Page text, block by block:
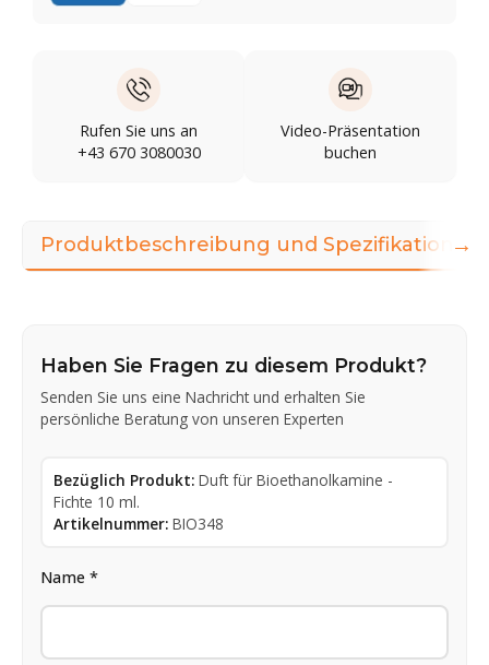
Rufen Sie uns an
+43 670 3080030
Video-Präsentation
buchen
Produktbeschreibung und Spezifikationen
Haben Sie Fragen zu diesem Produkt?
Senden Sie uns eine Nachricht und erhalten Sie
persönliche Beratung von unseren Experten
Bezüglich Produkt: Duft für Bioethanolkamine -
Fichte 10 ml.
Artikelnummer: BIO348
Name *
→